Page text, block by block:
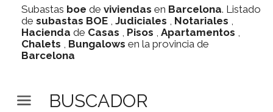
Subastas boe de viviendas en Barcelona. Listado
de subastas BOE , Judiciales , Notariales ,
Hacienda de Casas , Pisos , Apartamentos ,
Chalets , Bungalows en la provincia de
Barcelona
BUSCADOR